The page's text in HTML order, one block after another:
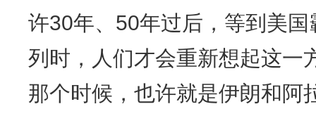
许30年、50年过后，等到美
列时，人们才会重新想起这一
那个时候，也许就是伊朗和阿